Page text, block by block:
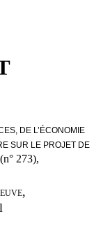
DE L’ÉCONOMIE
SUR LE PROJET DE
(n° 273),
,